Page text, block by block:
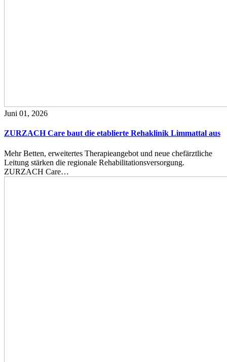
Juni 01, 2026
ZURZACH Care baut die etablierte Rehaklinik Limmattal aus
Mehr Betten, erweitertes Therapieangebot und neue chefärztliche
Leitung stärken die regionale Rehabilitationsversorgung.
ZURZACH Care…